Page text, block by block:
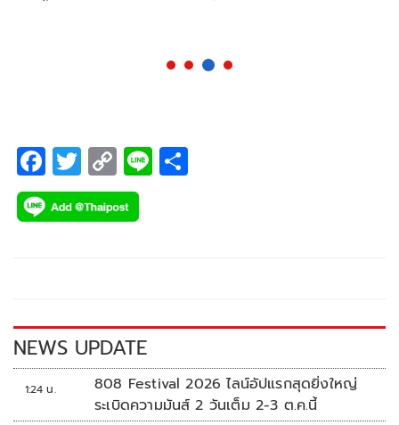
F
ac
e
k
T
wi
tt
C
o
p
k
Li
NEWS UPDATE
1:24 น.
808 Festival 2026 ไลน์อัปแรกสุดยิ่งใหญ่
ระเบิดความมันส์ 2 วันเต็ม 2-3 ต.ค.นี้